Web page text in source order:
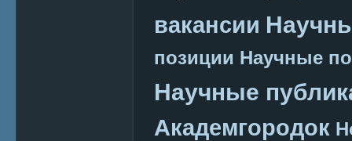
вакансии
позиции Научные
Научные
Академгородок